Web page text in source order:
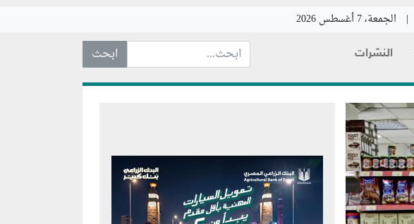
| الجمعة، 7 أغسطس 2026
النشرات ابحث عن... :